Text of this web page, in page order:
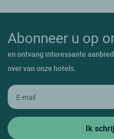
Abonneer u op
en ontvang interessante
over van onze hotels.